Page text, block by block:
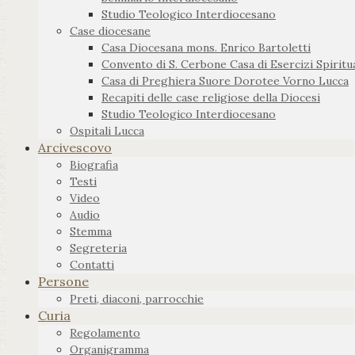
Studio Teologico Interdiocesano
Case diocesane
Casa Diocesana mons. Enrico Bartoletti
Convento di S. Cerbone Casa di Esercizi
Casa di Preghiera Suore Dorotee Vorno Lucca
Recapiti delle case religiose della Diocesi
Studio Teologico Interdiocesano
Ospitali Lucca
Arcivescovo
Biografia
Testi
Video
Audio
Stemma
Segreteria
Contatti
Persone
Preti, diaconi, parrocchie
Curia
Regolamento
Organigramma